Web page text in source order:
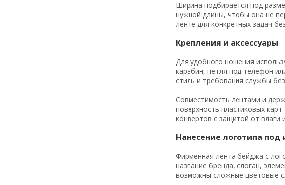
Ширина подбирается под
нужной длины, чтобы она не
ленте для конкретных задач
Крепления и аксессуары
Для удобного ношения
карабин, петля под телефон
стиль и требования службы
Совместимость лентами и
поверхность пластиковых
конвертов с защитой от влаги
Нанесение логотипа
Фирменная лента бейджа с
название бренда, слоган,
возможны сложные цветовые